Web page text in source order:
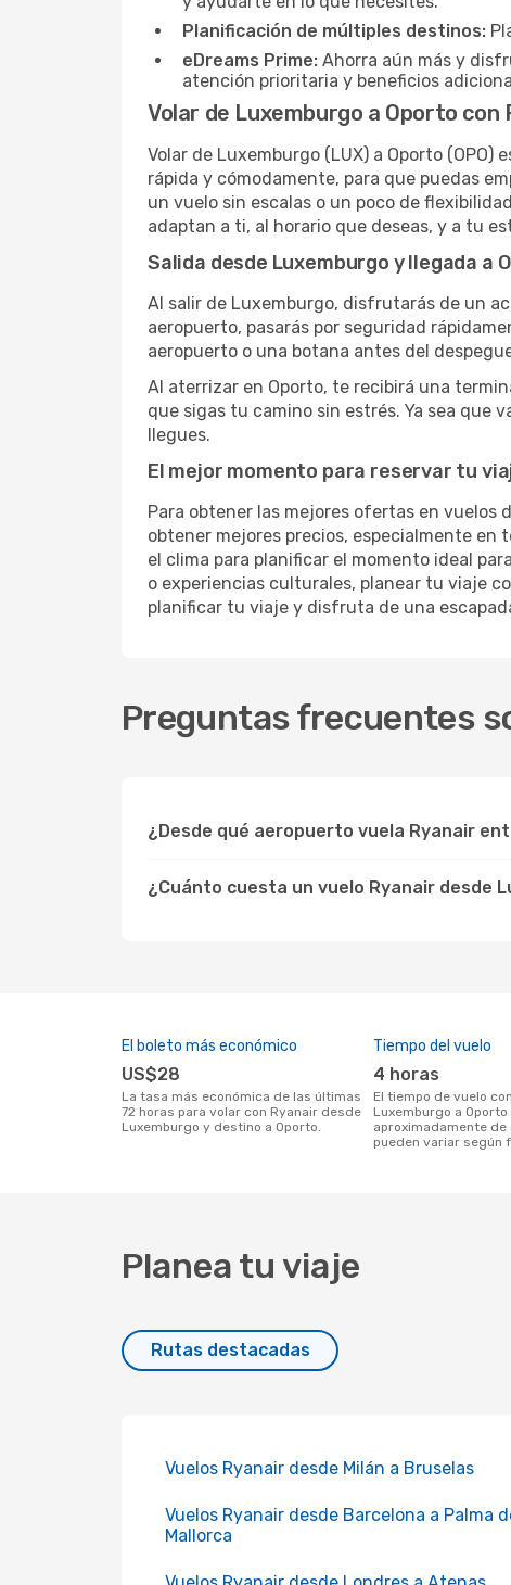
Planificación de múltiples destinos:
eDreams Prime: Ahorra aún más y
atención prioritaria y beneficios
Volar de Luxemburgo a Oporto con
Volar de Luxemburgo (LUX) a Oporto
rápida y cómodamente, para que puedas
un vuelo sin escalas o un poco de
adaptan a ti, al horario que deseas, y a tu
Salida desde Luxemburgo y llegada a
Al salir de Luxemburgo, disfrutarás de un
aeropuerto, pasarás por seguridad
aeropuerto o una botana antes del
Al aterrizar en Oporto, te recibirá una
que sigas tu camino sin estrés. Ya sea que
llegues.
El mejor momento para reservar tu
Para obtener las mejores ofertas en vuelos
obtener mejores precios, especialmente en
el clima para planificar el momento ideal
o experiencias culturales, planear tu viaje
planificar tu viaje y disfruta de una
Preguntas frecuentes
¿Desde qué aeropuerto vuela Ryanair
¿Cuánto cuesta un vuelo Ryanair desde
El boleto más económico
US$28
La tasa más económica de las últimas
72 horas para volar con Ryanair desde
Luxemburgo y destino a Oporto.
Tiempo del vuelo
4 horas
El tiempo de vuelo con Ryanair desde
Luxemburgo a Oporto
aproximadamente de
pueden variar según
Planea tu viaje
Rutas destacadas
Vuelos Ryanair desde Milán a Bruselas
Vuelos Ryanair desde Barcelona a Palma
Mallorca